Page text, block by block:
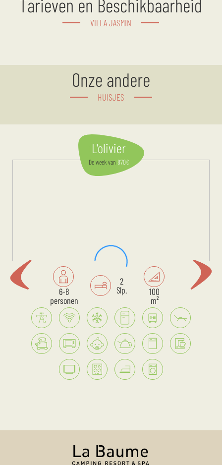
Tarieven en Beschikbaarheid
VILLA JASMIN
Onze andere
HUISJES
L'olivier
De weekvan 870€
6-8
personen
2
Slp.
100
m²